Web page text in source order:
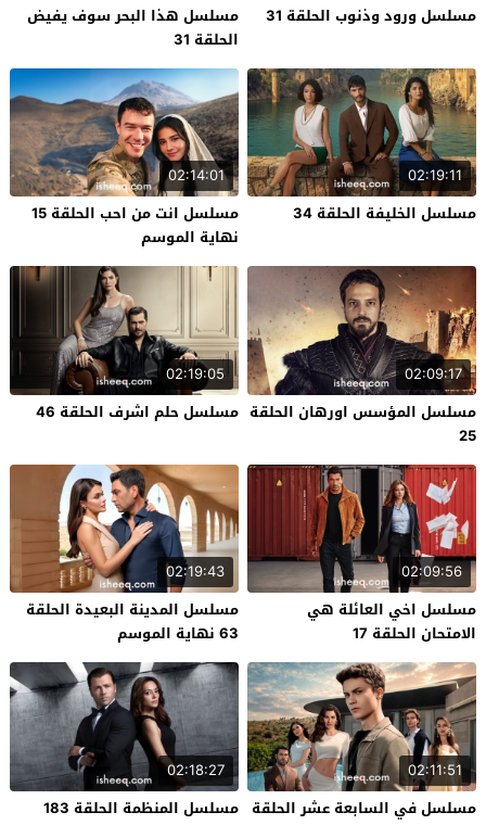
مسلسل ورود وذنوب الحلقة 31
مسلسل هذا البحر سوف يفيض
الحلقة 31
02:19:11
مسلسل الخليفة الحلقة 34
02:14:01
مسلسل انت من احب الحلقة 15
نهاية الموسم
02:09:17
مسلسل المؤسس اورهان الحلقة
25
02:19:05
مسلسل حلم اشرف الحلقة 46
02:09:56
مسلسل اخي العائلة هي
الامتحان الحلقة 17
02:19:43
مسلسل المدينة البعيدة الحلقة
63 نهاية الموسم
02:11:51
مسلسل في السابعة عشر الحلقة
02:18:27
مسلسل المنظمة الحلقة 183